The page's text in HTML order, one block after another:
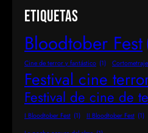
Etiquetas
Bloodtober Fest
Cine de terror y fantástico (1)
Festival cine
Festival de cine de
I Bloodtober Fest (1) II Bloodtober Fest (1)